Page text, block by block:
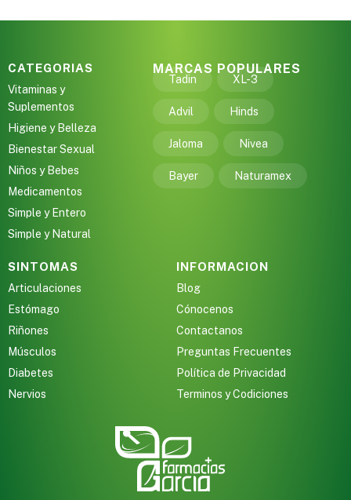
CATEGORIAS
Vitaminas y
Suplementos
Higiene y Belleza
Bienestar Sexual
Niños y Bebes
Medicamentos
Simple y Entero
Simple y Natural
MARCAS POPULARES
Tadin XL-3
Advil Hinds
Jaloma Nivea
Bayer Naturamex
SINTOMAS
Articulaciones
Estómago
Riñones
Músculos
Diabetes
Nervios
INFORMACION
Blog
Cónocenos
Contactanos
Preguntas Frecuentes
Política de Privacidad
Terminos y Codiciones